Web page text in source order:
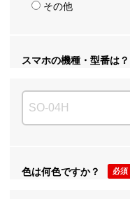
その他
スマホの機種・型番は？
色は何色ですか？ 必須